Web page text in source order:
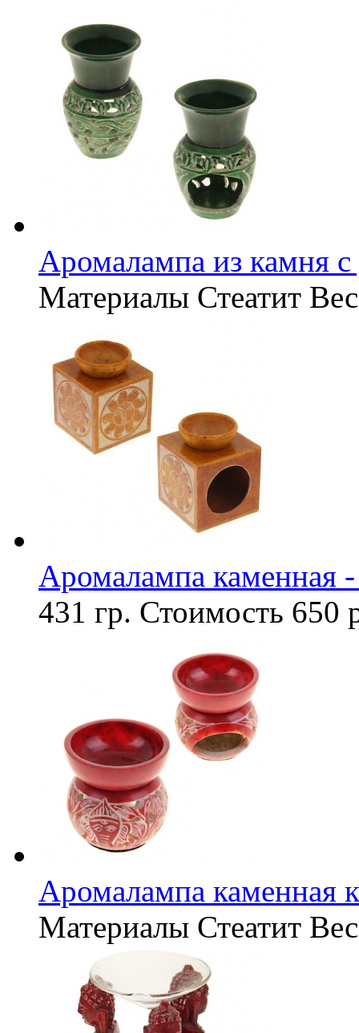
Аромалампа из камня
Материалы Стеатит Вес
Аромалампа каменная
431 гр. Стоимость 650
Аромалампа каменная
Материалы Стеатит Вес